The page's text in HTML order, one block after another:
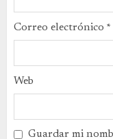
Correo electrónico *
Web
Guardar mi